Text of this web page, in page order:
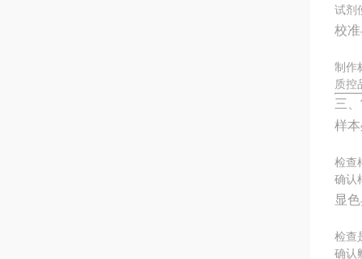
试剂
校
制作
质控
三
样
检查
确认
显
检查
确认